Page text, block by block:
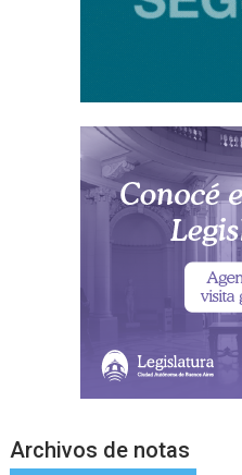
Archivos de notas